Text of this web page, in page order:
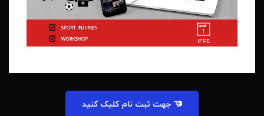
جهت ثبت نام کلیک کنید